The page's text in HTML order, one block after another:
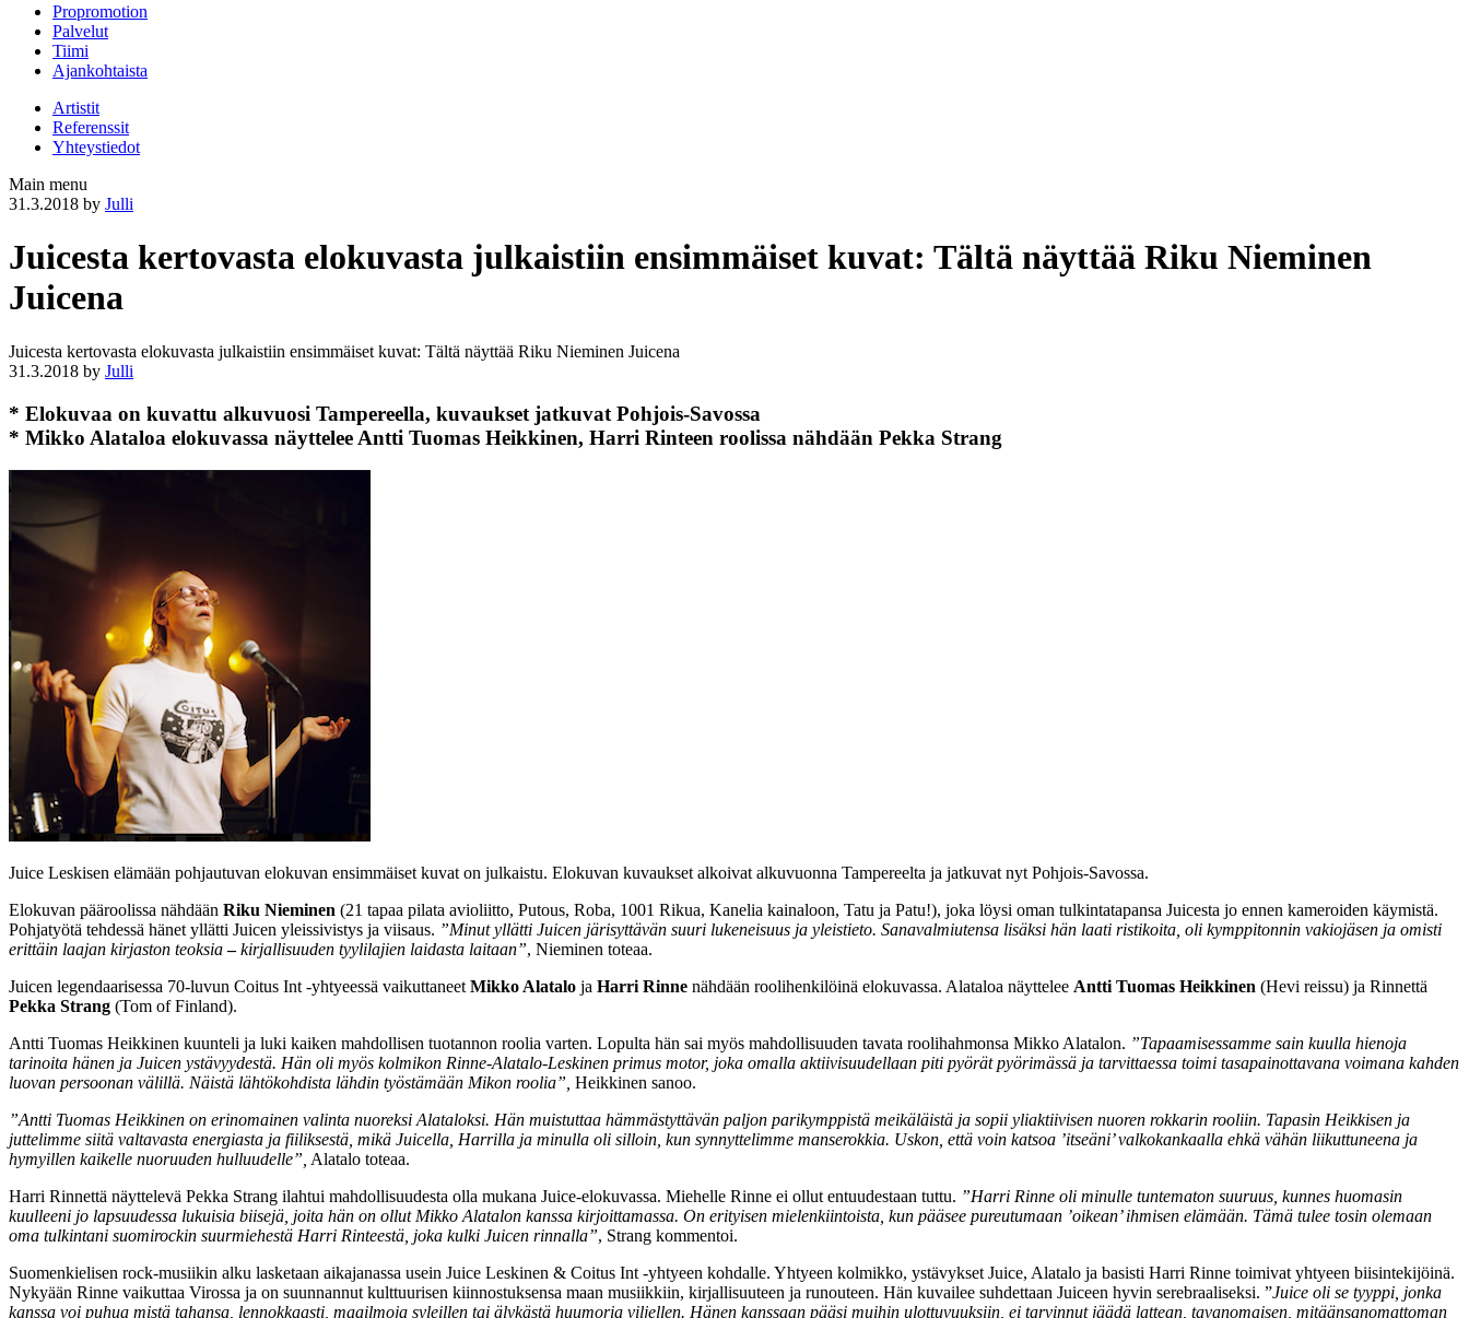
Propromotion
Palvelut
Tiimi
Ajankohtaista
Artistit
Referenssit
Yhteystiedot
Main menu
31.3.2018 by Julli
Juicesta kertovasta elokuvasta julkaistiin ensimmäiset kuvat: Tältä näyttää Riku Nieminen
Juicena
Juicesta kertovasta elokuvasta julkaistiin ensimmäiset kuvat: Tältä näyttää Riku Nieminen Juicena
31.3.2018 by Julli
* Elokuvaa on kuvattu alkuvuosi Tampereella, kuvaukset jatkuvat Pohjois-Savossa
* Mikko Alataloa elokuvassa näyttelee Antti Tuomas Heikkinen, Harri Rinteen roolissa nähdään Pekka Strang
Juice Leskisen elämään pohjautuvan elokuvan ensimmäiset kuvat on julkaistu. Elokuvan kuvaukset alkoivat alkuvuonna Tampereelta ja jatkuvat nyt Pohjois-Savossa.
Elokuvan pääroolissa nähdään Riku Nieminen (21 tapaa pilata avioliitto, Putous, Roba, 1001 Rikua, Kanelia kainaloon, Tatu ja Patu!), joka löysi oman tulkintatapansa Juicesta jo ennen kameroiden käymistä.
Pohjatyötä tehdessä hänet yllätti Juicen yleissivistys ja viisaus. ”Minut yllätti Juicen järisyttävän suuri lukeneisuus ja yleistieto. Sanavalmiutensa lisäksi hän laati ristikoita, oli kymppitonnin vakiojäsen ja omisti
erittäin laajan kirjaston teoksia–kirjallisuuden tyylilajien laidasta laitaan”, Nieminen toteaa.
Juicen legendaarisessa 70-luvun Coitus Int -yhtyeessä vaikuttaneet Mikko Alatalo ja Harri Rinne nähdään roolihenkilöinä elokuvassa. Alataloa näyttelee Antti Tuomas Heikkinen (Hevi reissu) ja Rinnettä
Pekka Strang (Tom of Finland).
Antti Tuomas Heikkinen kuunteli ja luki kaiken mahdollisen tuotannon roolia varten. Lopulta hän sai myös mahdollisuuden tavata roolihahmonsa Mikko Alatalon. ”Tapaamisessamme sain kuulla hienoja
tarinoita hänen ja Juicen ystävyydestä. Hän oli myös kolmikon Rinne-Alatalo-Leskinen primus motor, joka omalla aktiivisuudellaan piti pyörät pyörimässä ja tarvittaessa toimi tasapainottavana voimana kahden
luovan persoonan välillä. Näistä lähtökohdista lähdin työstämään Mikon roolia”, Heikkinen sanoo.
”Antti Tuomas Heikkinen on erinomainen valinta nuoreksi Alataloksi. Hän muistuttaa hämmästyttävän paljon parikymppistä meikäläistä ja sopii yliaktiivisen nuoren rokkarin rooliin. Tapasin Heikkisen ja
juttelimme siitä valtavasta energiasta ja fiiliksestä, mikä Juicella, Harrilla ja minulla oli silloin, kun synnyttelimme manserokkia. Uskon, että voin katsoa ’itseäni’ valkokankaalla ehkä vähän liikuttuneena ja
hymyillen kaikelle nuoruuden hulluudelle”, Alatalo toteaa.
Harri Rinnettä näyttelevä Pekka Strang ilahtui mahdollisuudesta olla mukana Juice-elokuvassa. Miehelle Rinne ei ollut entuudestaan tuttu. ”Harri Rinne oli minulle tuntematon suuruus, kunnes huomasin
kuulleeni jo lapsuudessa lukuisia biisejä, joita hän on ollut Mikko Alatalon kanssa kirjoittamassa. On erityisen mielenkiintoista, kun pääsee pureutumaan ’oikean’ ihmisen elämään. Tämä tulee tosin olemaan
oma tulkintani suomirockin suurmiehestä Harri Rinteestä, joka kulki Juicen rinnalla”, Strang kommentoi.
Suomenkielisen rock-musiikin alku lasketaan aikajanassa usein Juice Leskinen & Coitus Int -yhtyeen kohdalle. Yhtyeen kolmikko, ystävykset Juice, Alatalo ja basisti Harri Rinne toimivat yhtyeen biisintekijöinä.
Nykyään Rinne vaikuttaa Virossa ja on suunnannut kulttuurisen kiinnostuksensa maan musiikkiin, kirjallisuuteen ja runouteen. Hän kuvailee suhdettaan Juiceen hyvin serebraaliseksi. ”Juice oli se tyyppi, jonka
kanssa voi puhua mistä tahansa, lennokkaasti, maailmoja syleillen tai älykästä huumoria viljellen. Hänen kanssaan pääsi muihin ulottuvuuksiin, ei tarvinnut jäädä lattean, tavanomaisen, mitäänsanomattoman